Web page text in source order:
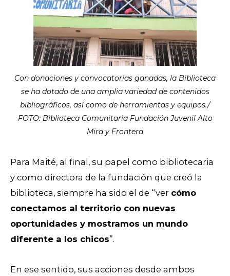
Con donaciones y convocatorias ganadas, la Biblioteca
se ha dotado de una amplia variedad de contenidos
bibliográficos, así como de herramientas y equipos./
FOTO: Biblioteca Comunitaria Fundación Juvenil Alto
Mira y Frontera
Para Maité, al final, su papel como bibliotecaria
y como directora de la fundación que creó la
biblioteca, siempre ha sido el de “ver cómo
conectamos al territorio con nuevas
oportunidades y mostramos un mundo
diferente a los chicos”.
En ese sentido, sus acciones desde ambos